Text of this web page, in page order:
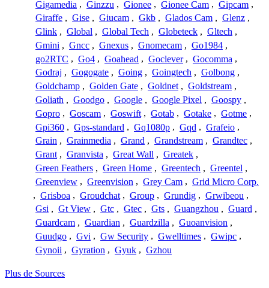
Gigamedia , Ginzzu , Gionee , Gionee Cam , Gipcam ,
Giraffe , Gise , Giucam , Gkb , Glados Cam , Glenz ,
Glink , Global , Global Tech , Globeteck , Gltech ,
Gmini , Gncc , Gnexus , Gnomecam , Go1984 ,
go2RTC , Go4 , Goahead , Goclever , Gocomma ,
Godraj , Gogogate , Going , Goingtech , Golbong ,
Goldchamp , Golden Gate , Goldnet , Goldstream ,
Goliath , Goodgo , Google , Google Pixel , Goospy ,
Gopro , Goscam , Goswift , Gotab , Gotake , Gotme ,
Gpi360 , Gps-standard , Gq1080p , Gqd , Grafeio ,
Grain , Grainmedia , Grand , Grandstream , Grandtec ,
Grant , Granvista , Great Wall , Greatek ,
Green Feathers , Green Home , Greentech , Greentel ,
Greenview , Greenvision , Grey Cam , Grid Micro Corp.
, Grisboa , Groudchat , Group , Grundig , Grwibeou ,
Gsi , Gt View , Gtc , Gtec , Gts , Guangzhou , Guard ,
Guardcam , Guardian , Guardzilla , Guoanvision ,
Guudgo , Gvi , Gw Security , Gwelltimes , Gwipc ,
Gynoii , Gyration , Gyuk , Gzhou
Plus de Sources